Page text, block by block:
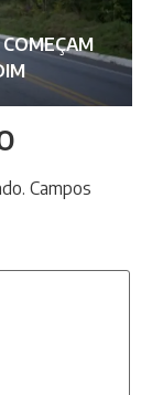
Campos